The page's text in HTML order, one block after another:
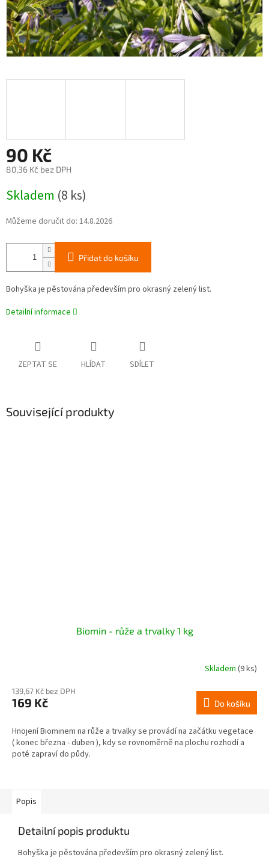
90 Kč
80,36 Kč bez DPH
cena:
Skladem (8 ks)
Můžeme doručit do: 14.8.2026
Přidat do košíku
Bohyška je pěstována především pro okrasný zelený list.
Detailní informace
ZEPTAT SE HLÍDAT SDÍLET
Související produkty
Biomin - růže a trvalky 1 kg
Skladem (9 ks)
139,67 Kč bez DPH
169 Kč Do košíku
Hnojení Biominem na růže a trvalky se provádí na začátku vegetace
( konec března - duben ), kdy se rovnoměrně na plochu rozhodí a
poté zapraví do půdy.
Popis
Detailní popis produktu
Bohyška je pěstována především pro okrasný zelený list.